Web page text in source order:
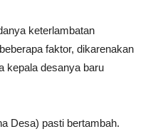
keterlambatan
faktor, dikarenakan
kepala desanya baru
Desa) pasti bertambah.